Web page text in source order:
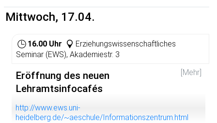
Mittwoch, 17.04.
16.00 Uhr
Erziehungswissenschaftliches
Seminar (EWS), Akademiestr. 3
[Mehr]
Eröffnung des neuen
Lehramtsinfocafés
http://www.ews.uni-
heidelberg.de/~aeschule/Informationszentrum.html